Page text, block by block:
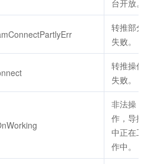
台开放。
转推部分
失败。
转推操作
失败。
非法操
作，导播
中正在工
作中。